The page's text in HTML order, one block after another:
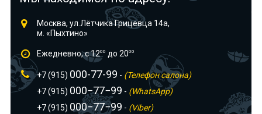
Москва, ул.Лётчика Грицевца 14а,
м. «Пыхтино»
Ежедневно, с 1200 до 2000
+7 (915) 000-77-99 - (Телефон салона)
+7 (915) 000−77−99 - (WhatsApp)
+7 (915) 000−77−99 - (Viber)